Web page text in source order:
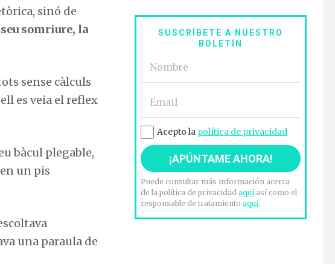
sinó de
somriure, la
sense càlculs
es veia el reflex
bàcul plegable,
un pis
una paraula de
SUSCRÍBETE A NUESTRO
BOLETÍN
Acepto la política de privacidad
Puede consultar más información acerca
de la política de privacidadaquíasí como el
responsable de tratamientoaquí.